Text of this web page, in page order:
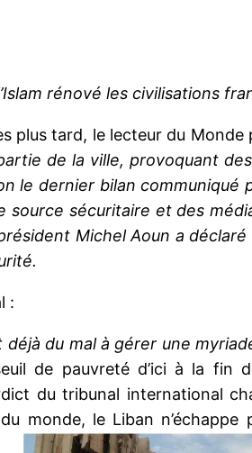
rénové les civilisations
plus tard, le lecteur du Monde
de la ville, provoquant
le dernier bilan communiqué
source sécuritaire et des
Michel Aoun a déclaré
:
déjà du mal à gérer une
de pauvreté d’ici à la fin
du tribunal international
monde, le Liban n’échappe